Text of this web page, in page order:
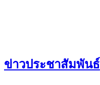
ข่าวประชาสัมพันธ์